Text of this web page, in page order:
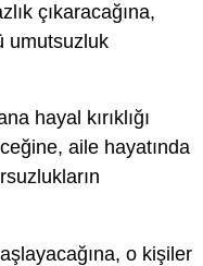
çıkaracağına,
umutsuzluk
hayal kırıklığı
aile hayatında
o kişiler